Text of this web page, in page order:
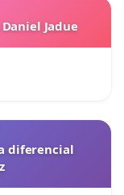
Jadue
diferencial